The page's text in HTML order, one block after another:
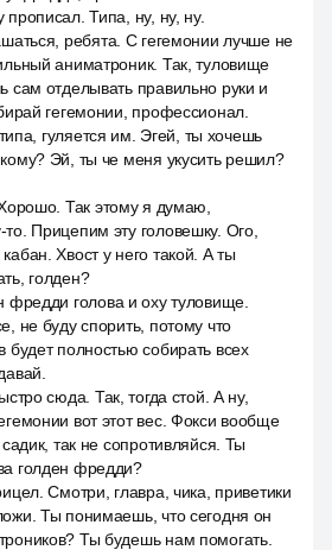
Типа, ну, ну, ну.
ребята. С гегемонии лучше не
аниматроник. Так, туловище
сам отделывать правильно руки и
гегемонии, профессионал.
гуляется им. Эгей, ты хочешь
Эй, ты че меня укусить решил?
Так этому я думаю,
Прицепим эту головешку. Ого,
Хвост у него такой. А ты
голден?
фредди голова и oxy туловище.
не буду спорить, потому что
будет полностью собирать всех
сюда. Так, тогда стой. А ну,
вот этот вес. Фокси вообще
так не сопротивляйся. Ты
голден фредди?
Смотри, главра, чика, приветики
Ты понимаешь, что сегодня он
Ты будешь нам помогать.